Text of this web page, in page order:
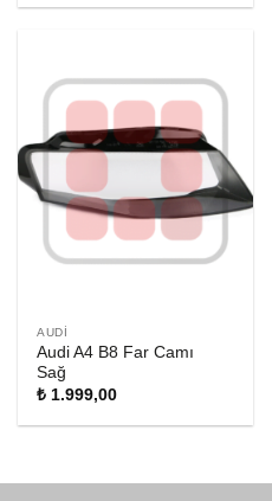
AUDI
Audi A4 B8 Far Camı
Sağ
₺ 1.999,00